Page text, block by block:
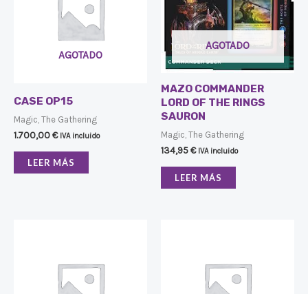
AGOTADO
CASE OP15
Magic, The Gathering
1.700,00€ IVA incluido
LEER MÁS
AGOTADO
MAZO COMMANDER
LORD OF THE RINGS
SAURON
Magic, The Gathering
134,95€ IVA incluido
LEER MÁS